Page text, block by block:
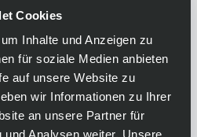
Cookies
Inhalte und Anzeigen zu
für soziale Medien anbieten
auf unsere Website zu
wir Informationen zu Ihrer
an unsere Partner für
die Kassette eine